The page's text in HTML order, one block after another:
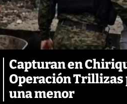
Capturan en
Operación Trillizas
una menor